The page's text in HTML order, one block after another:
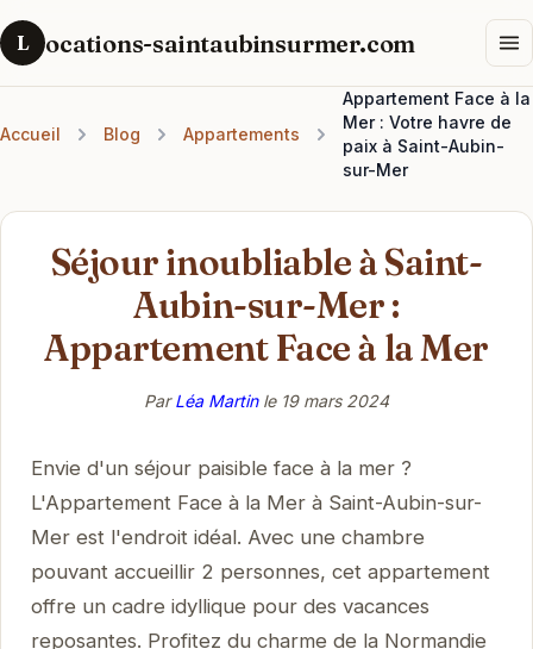
L ocations-saintaubinsurmer.com
Accueil Blog Appartements
Appartement Face à la
Mer : Votre havre de
paix à Saint-Aubin-
sur-Mer
Séjour inoubliable à Saint-
Aubin-sur-Mer :
Appartement Face à la Mer
ParLéa Martinle 19 mars 2024
Envie d'un séjour paisible face à la mer ?
L'Appartement Face à la Mer à Saint-Aubin-sur-
Mer est l'endroit idéal. Avec une chambre
pouvant accueillir 2 personnes, cet appartement
offre un cadre idyllique pour des vacances
reposantes. Profitez du charme de la Normandie